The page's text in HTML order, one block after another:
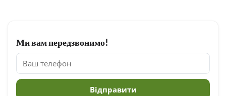
Ми вам передзвонимо!